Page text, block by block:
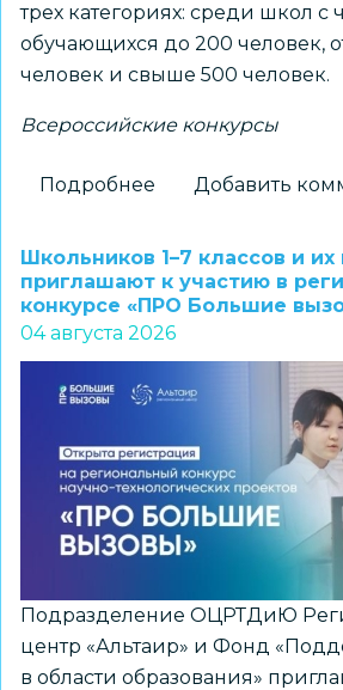
трех категориях: среди школ с
обучающихся до 200 человек,
человек и свыше 500 человек.
Всероссийские конкурсы
Подробнее
прием
заявок
на
конкурс
школьный
библиотекарь
России»
Добавить
Школьников 1–7 классов и их
приглашают к участию в
конкурсе «ПРО Большие
04 августа 2026
Подразделение ОЦРТДиЮ
центр «Альтаир» и Фонд
в области образования»